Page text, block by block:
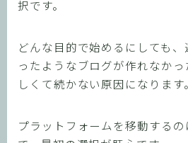
択です。
どんな目的で始めるにしても
ったようなブログが作れなか
しくて続かない原因になります。
プラットフォームを移動する